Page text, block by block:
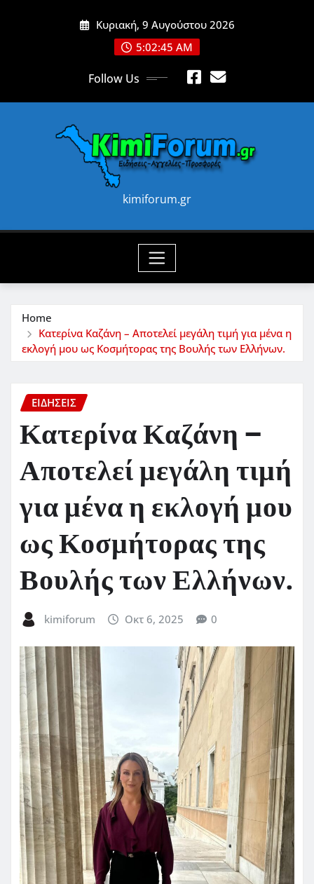
Κυριακή, 9 Αυγούστου 2026
5:02:47 AM
Follow Us
kimiforum.gr
Home
Κατερίνα Καζάνη – Αποτελεί μεγάλη τιμή για μένα η
εκλογή μου ως Κοσμήτορας της Βουλής των Ελλήνων.
ΕΙΔΗΣΕΙΣ
Κατερίνα Καζάνη –
Αποτελεί μεγάλη τιμή
για μένα η εκλογή μου
ως Κοσμήτορας της
Βουλής των Ελλήνων.
kimiforum Οκτ 6, 2025 0